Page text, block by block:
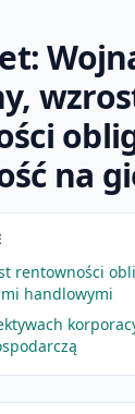
na
rentowności
handlowymi